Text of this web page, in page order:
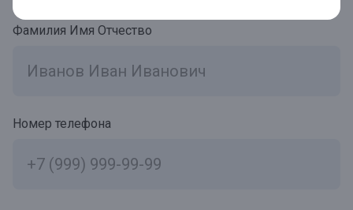
Фамилия Имя Отчество
Номер телефона